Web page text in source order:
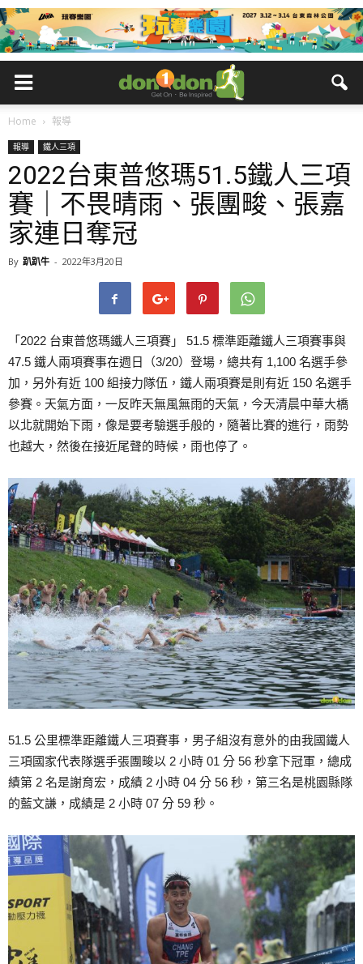
Home 報導
報導 鐵人三項
2022台東普悠瑪51.5鐵人三項
賽｜不畏晴雨、張團畯、張嘉
家連日奪冠
By 趴趴牛 - 2022年3月20日
「2022 台東普悠瑪鐵人三項賽」 51.5 標準距離鐵人三項賽事與
47.5 鐵人兩項賽事在週日（3/20）登場，總共有 1,100 名選手參
加，另外有近 100 組接力隊伍，鐵人兩項賽是則有近 150 名選手
參賽。天氣方面，一反昨天無風無雨的天氣，今天清晨中華大橋
以北就開始下雨，像是要考驗選手般的，隨著比賽的進行，雨勢
也越大，然後在接近尾聲的時候，雨也停了。
51.5 公里標準距離鐵人三項賽事，男子組沒有意外的由我國鐵人
三項國家代表隊選手張團畯以 2 小時 01 分 56 秒拿下冠軍，總成
績第 2 名是謝育宏，成績 2 小時 04 分 56 秒，第三名是桃園縣隊
的藍文謙，成績是 2 小時 07 分 59 秒。